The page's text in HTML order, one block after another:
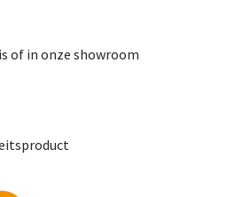
of in onze showroom